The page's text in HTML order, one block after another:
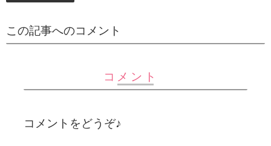
この記事へのコメント
コメント
コメントをどうぞ♪